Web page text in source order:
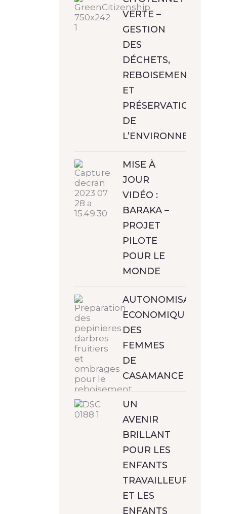
VERTE –
GESTION
DES
DÉCHETS,
REBOISEMENT
ET
PRÉSERVATION
DE
L’ENVIRONNEMENT
MISE À
JOUR
VIDÉO :
BARAKA –
PROJET
PILOTE
POUR LE
MONDE
AUTONOMISATION
ECONOMIQUE
DES
FEMMES
DE
CASAMANCE
UN
AVENIR
BRILLANT
POUR LES
ENFANTS
TRAVAILLEURS
ET LES
ENFANTS